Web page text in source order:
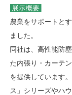
展示概要
農業をサポートと
ました。
同社は、高性能防
た内張り・カーテ
を提供しています
ス」シリーズやハ